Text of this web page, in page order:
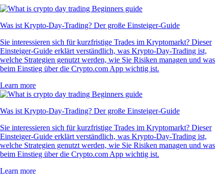
Was ist Krypto-Day-Trading? Der große Einsteiger-Guide
Sie interessieren sich für kurzfristige Trades im Kryptomarkt? Dieser
Einsteiger-Guide erklärt verständlich, was Krypto-Day-Trading ist,
welche Strategien genutzt werden, wie Sie Risiken managen und was
beim Einstieg über die Crypto.com App wichtig ist.
Learn more
Was ist Krypto-Day-Trading? Der große Einsteiger-Guide
Sie interessieren sich für kurzfristige Trades im Kryptomarkt? Dieser
Einsteiger-Guide erklärt verständlich, was Krypto-Day-Trading ist,
welche Strategien genutzt werden, wie Sie Risiken managen und was
beim Einstieg über die Crypto.com App wichtig ist.
Learn more